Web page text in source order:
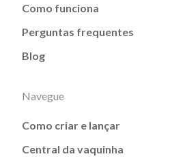
Como funciona
Perguntas frequentes
Blog
Navegue
Como criar e lançar
Central da vaquinha